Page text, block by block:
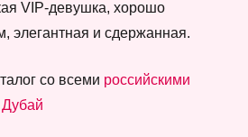
VIP-девушка, хорошо
элегантная и сдержанная.
со всеми российскими